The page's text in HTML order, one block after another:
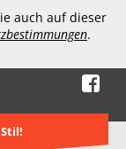
auch auf dieser
.